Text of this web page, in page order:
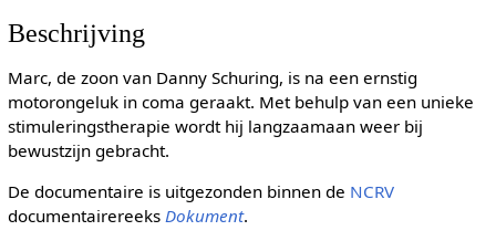
Beschrijving
Marc, de zoon van Danny Schuring, is na een ernstig
motorongeluk in coma geraakt. Met behulp van een unieke
stimuleringstherapie wordt hij langzaamaan weer bij
bewustzijn gebracht.
De documentaire is uitgezonden binnen de NCRV
documentairereeks Dokument.